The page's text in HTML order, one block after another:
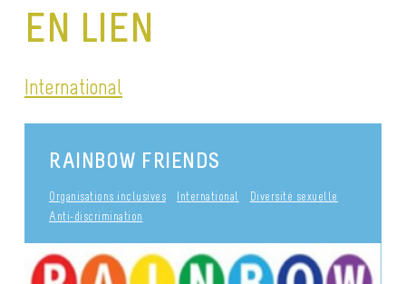
EN LIEN
International
RAINBOW FRIENDS
Organisations inclusives International
Diversité sexuelle
Anti-discrimination